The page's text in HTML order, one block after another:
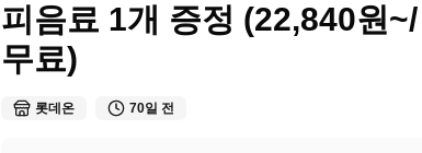
피음료 1개 증정 (22,840원~/
무료)
롯데온 70일 전